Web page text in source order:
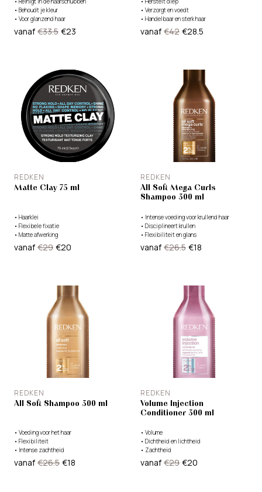
• Behoudt je kleur
• Voor glanzend haar
vanaf €33.5 €23
• Verzorgt en voedt
• Handelbaar en sterk haar
vanaf €42 €28.5
REDKEN
Matte Clay 75 ml
• Haarklei
• Flexibele fixatie
• Matte afwerking
vanaf €29 €20
REDKEN
All Soft Mega Curls
Shampoo 300 ml
• Intense voeding voor krullend haar
• Disciplineert krullen
• Flexibiliteit en glans
vanaf €26.5 €18
REDKEN
All Soft Shampoo 300 ml
• Voeding voor het haar
• Flexibiliteit
• Intense zachtheid
vanaf €26.5 €18
REDKEN
Volume Injection
Conditioner 300 ml
• Volume
• Dichtheid en lichtheid
• Zachtheid
vanaf €29 €20